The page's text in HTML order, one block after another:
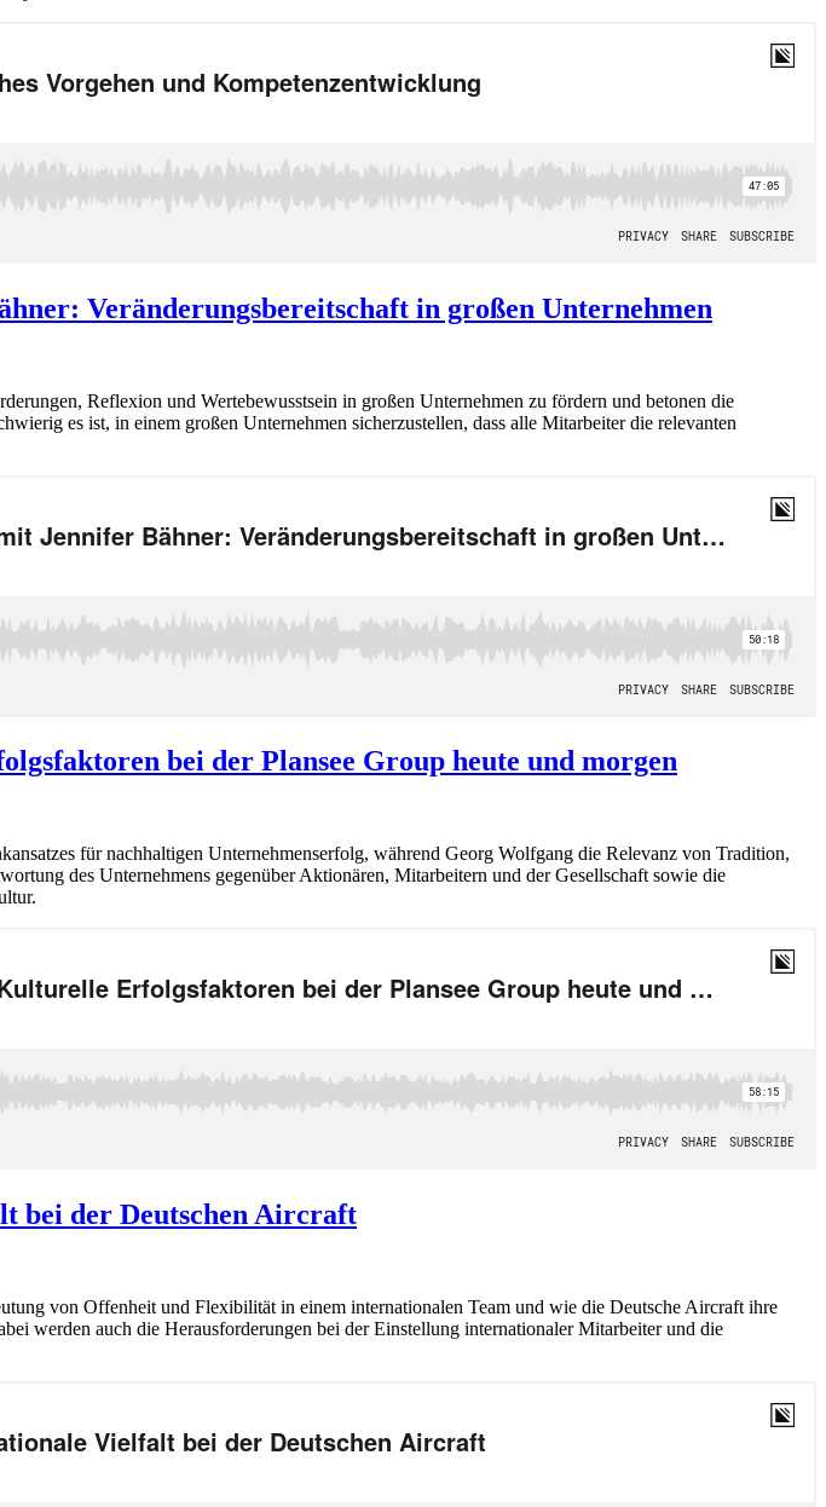
Veränderungsbereitschaft in großen Unternehmen
Reflexion und Wertebewusstsein in großen Unternehmen zu fördern und betonen die
es ist, in einem großen Unternehmen sicherzustellen, dass alle Mitarbeiter die relevanten
bei der Plansee Group heute und morgen
für nachhaltigen Unternehmenserfolg, während Georg Wolfgang die Relevanz von Tradition,
des Unternehmens gegenüber Aktionären, Mitarbeitern und der Gesellschaft sowie die
bei der Deutschen Aircraft
von Offenheit und Flexibilität in einem internationalen Team und wie die Deutsche Aircraft ihre
werden auch die Herausforderungen bei der Einstellung internationaler Mitarbeiter und die